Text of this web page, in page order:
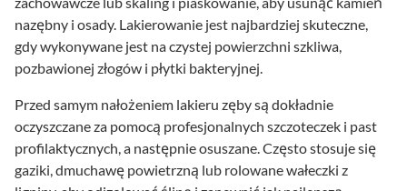
nazębny i osady. Lakierowanie jest najbardziej skuteczne,
gdy wykonywane jest na czystej powierzchni szkliwa,
pozbawionej złogów i płytki bakteryjnej.
Przed samym nałożeniem lakieru zęby są dokładnie
oczyszczane za pomocą profesjonalnych szczoteczek i past
profilaktycznych, a następnie osuszane. Często stosuje się
gaziki, dmuchawę powietrzną lub rolowane wałeczki z